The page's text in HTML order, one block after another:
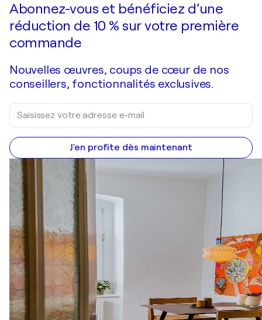
Abonnez-vous et bénéficiez d’une
réduction de 10 % sur votre première
commande
Nouvelles œuvres, coups de cœur de nos
conseillers, fonctionnalités exclusives.
J'en profite dès maintenant